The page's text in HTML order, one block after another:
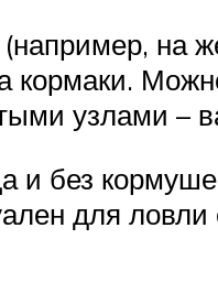
(например, на
кормаки.
узлами –
и без
для